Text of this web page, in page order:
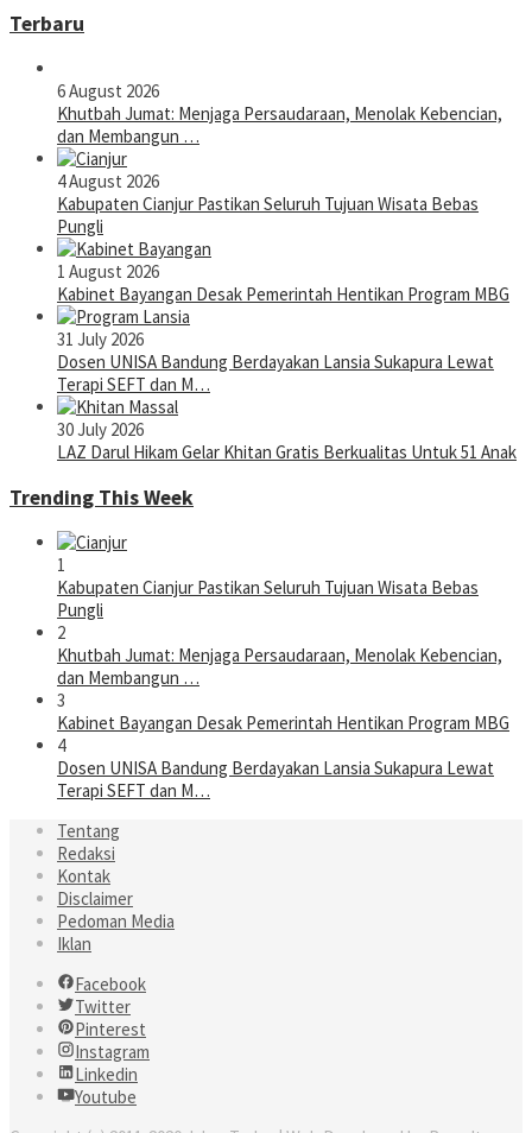
Terbaru
6 August 2026
Khutbah Jumat: Menjaga Persaudaraan, Menolak Kebencian,
dan Membangun …
4 August 2026
Kabupaten Cianjur Pastikan Seluruh Tujuan Wisata Bebas
Pungli
1 August 2026
Kabinet Bayangan Desak Pemerintah Hentikan Program MBG
31 July 2026
Dosen UNISA Bandung Berdayakan Lansia Sukapura Lewat
Terapi SEFT dan M…
30 July 2026
LAZ Darul Hikam Gelar Khitan Gratis Berkualitas Untuk 51 Anak
Trending This Week
1
Kabupaten Cianjur Pastikan Seluruh Tujuan Wisata Bebas
Pungli
2
Khutbah Jumat: Menjaga Persaudaraan, Menolak Kebencian,
dan Membangun …
3
Kabinet Bayangan Desak Pemerintah Hentikan Program MBG
4
Dosen UNISA Bandung Berdayakan Lansia Sukapura Lewat
Terapi SEFT dan M…
Tentang
Redaksi
Kontak
Disclaimer
Pedoman Media
Iklan
Facebook
Twitter
Pinterest
Instagram
Linkedin
Youtube